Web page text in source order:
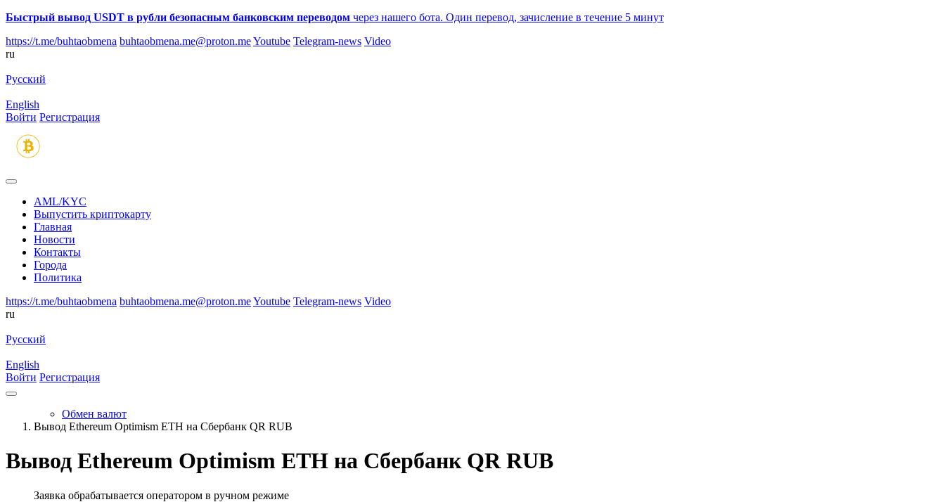
Быстрый вывод USDT в рубли безопасным банковским переводом через нашего бота. Один перевод, зачисление в течение 5 минут
https://t.me/buhtaobmena buhtaobmena.me@proton.meYoutube Telegram-news Video
ru
Русский
English
Войти Регистрация
AML/KYC
Выпустить криптокарту
Главная
Новости
Контакты
Города
Политика
https://t.me/buhtaobmena buhtaobmena.me@proton.meYoutube Telegram-news Video
ru
Русский
English
Войти Регистрация
Обмен валют
Вывод Ethereum Optimism ETH на Сбербанк QR RUB
Вывод Ethereum Optimism ETH на Сбербанк QR RUB
Заявка обрабатывается оператором в ручном режиме